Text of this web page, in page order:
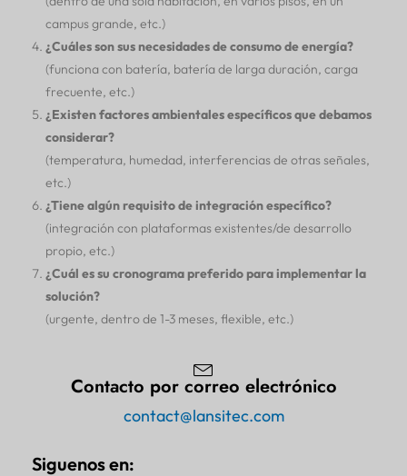
campus grande, etc.)
¿Cuáles son sus necesidades de consumo de energía?
(funciona con batería, batería de larga duración, carga
frecuente, etc.)
¿Existen factores ambientales específicos que debamos
considerar?
(temperatura, humedad, interferencias de otras señales,
etc.)
¿Tiene algún requisito de integración específico?
(integración con plataformas existentes/de desarrollo
propio, etc.)
¿Cuál es su cronograma preferido para implementar la
solución?
(urgente, dentro de 1-3 meses, flexible, etc.)
Contacto por correo electrónico
contact@lansitec.com
Siguenos en: